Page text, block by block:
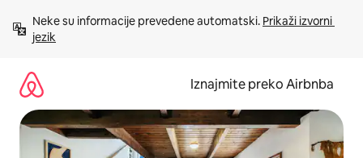
sadržaj
Neke su informacije prevedene automatski. Prikaži izvorni
jezik
Iznajmite preko Airbnba